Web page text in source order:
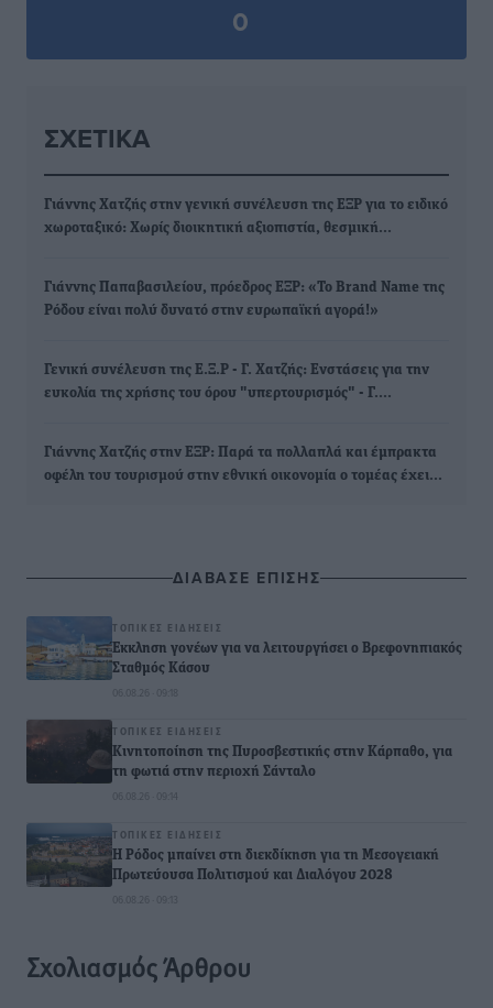
0
ΣΧΕΤΙΚΆ
Γιάννης Χατζής στην γενική συνέλευση της ΕΞΡ για το ειδικό
χωροταξικό: Χωρίς διοικητική αξιοπιστία, θεσμική…
Γιάννης Παπαβασιλείου, πρόεδρος ΕΞΡ: «Το Brand Name της
Ρόδου είναι πολύ δυνατό στην ευρωπαϊκή αγορά!»
Γενική συνέλευση της Ε.Ξ.Ρ - Γ. Χατζής: Ενστάσεις για την
ευκολία της χρήσης του όρου "υπερτουρισμός" - Γ.…
Γιάννης Χατζής στην ΕΞΡ: Παρά τα πολλαπλά και έμπρακτα
οφέλη του τουρισμού στην εθνική οικονομία ο τομέας έχει…
ΔΙΑΒΑΣΕ ΕΠΙΣΗΣ
ΤΟΠΙΚΈΣ ΕΙΔΉΣΕΙΣ
Έκκληση γονέων για να λειτουργήσει ο Βρεφονηπιακός
Σταθμός Κάσου
06.08.26 · 09:18
ΤΟΠΙΚΈΣ ΕΙΔΉΣΕΙΣ
Κινητοποίηση της Πυροσβεστικής στην Κάρπαθο, για
τη φωτιά στην περιοχή Σάνταλο
06.08.26 · 09:14
ΤΟΠΙΚΈΣ ΕΙΔΉΣΕΙΣ
Η Ρόδος μπαίνει στη διεκδίκηση για τη Μεσογειακή
Πρωτεύουσα Πολιτισμού και Διαλόγου 2028
06.08.26 · 09:13
Σχολιασμός Άρθρου